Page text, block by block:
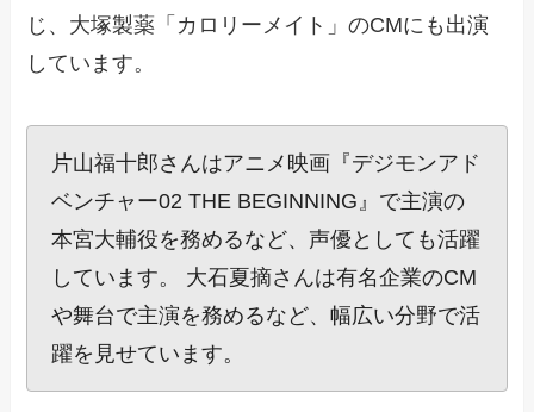
じ、大塚製薬「カロリーメイト」のCMにも出演
しています。
片山福十郎さんはアニメ映画『デジモンアド
ベンチャー02 THE BEGINNING』で主演の
本宮大輔役を務めるなど、声優としても活躍
しています。 大石夏摘さんは有名企業のCM
や舞台で主演を務めるなど、幅広い分野で活
躍を見せています。